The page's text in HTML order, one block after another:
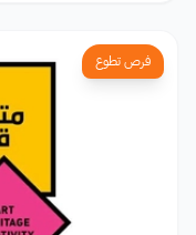
فرص تطوع